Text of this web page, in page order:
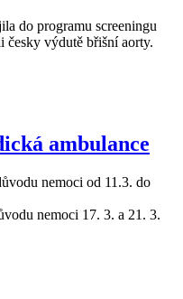
do programu screeningu
česky výdutě břišní aorty.
ambulance
nemoci od 11.3. do
nemoci 17. 3. a 21. 3.